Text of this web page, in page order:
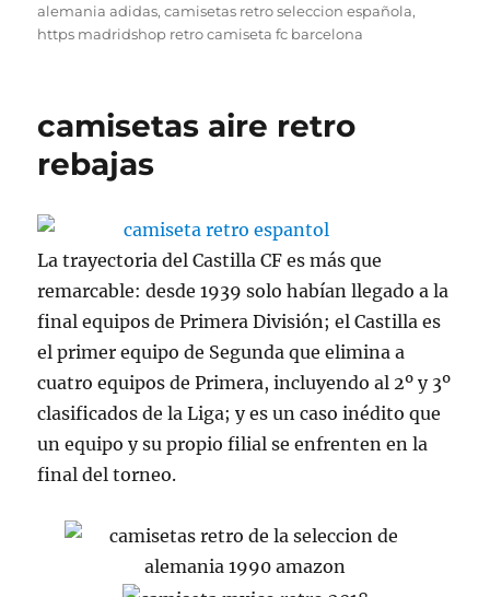
el
alemania adidas,camisetas retro seleccion española,
https madridshop retro camiseta fc barcelona
camisetas aire retro
rebajas
La trayectoria del Castilla CF es más que
remarcable: desde 1939 solo habían llegado a la
final equipos de Primera División; el Castilla es
el primer equipo de Segunda que elimina a
cuatro equipos de Primera, incluyendo al 2º y 3º
clasificados de la Liga; y es un caso inédito que
un equipo y su propio filial se enfrenten en la
final del torneo.